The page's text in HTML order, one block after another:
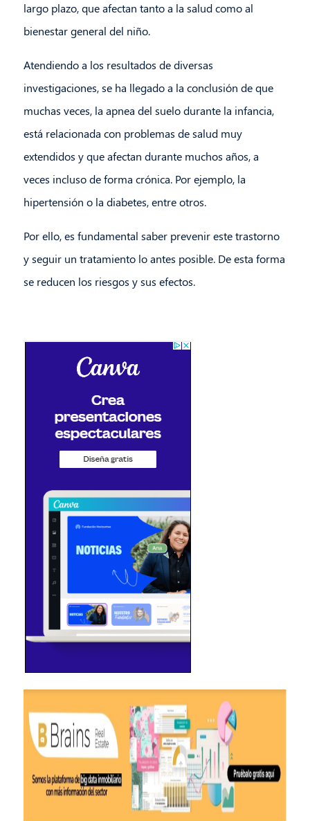
largo plazo, que afectan tanto a la salud como al
bienestar general del niño.
Atendiendo a los resultados de diversas
investigaciones, se ha llegado a la conclusión de que
muchas veces, la apnea del suelo durante la infancia,
está relacionada con problemas de salud muy
extendidos y que afectan durante muchos años, a
veces incluso de forma crónica. Por ejemplo, la
hipertensión o la diabetes, entre otros.
Por ello, es fundamental saber prevenir este trastorno
y seguir un tratamiento lo antes posible. De esta forma
se reducen los riesgos y sus efectos.